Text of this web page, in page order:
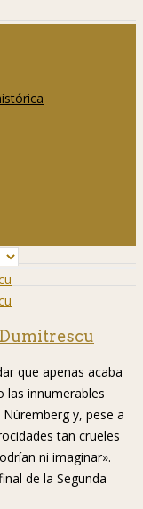
que apenas acaba
las innumerables
y, pese a
tan crueles
ni imaginar».
de la Segunda